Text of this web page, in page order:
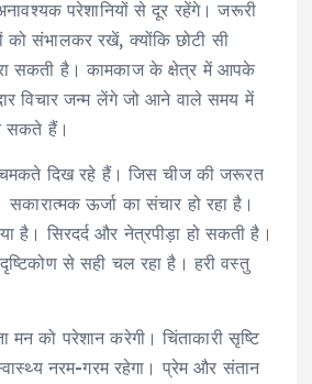
परेशानियों से दूर रहेंगे। जरूरी
को संभालकर रखें, क्योंकि छोटी सी
सकती है। कामकाज के क्षेत्र में आपके
विचार जन्म लेंगे जो आने वाले समय में
सकते हैं।
चमकते दिख रहे हैं। जिस चीज की जरूरत
ऊर्जा का संचार हो रहा है।
है। सिरदर्द और नेत्रपीड़ा हो सकती है।
से सही चल रहा है। हरी वस्‍तु
मन को परेशान करेगी। चिंताकारी सृष्टि
नरम-गरम रहेगा। प्रेम और संतान